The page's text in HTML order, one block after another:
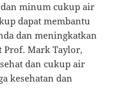
minum cukup air
dapat membantu
dan meningkatkan
Prof. Mark Taylor,
dan cukup air
kesehatan dan